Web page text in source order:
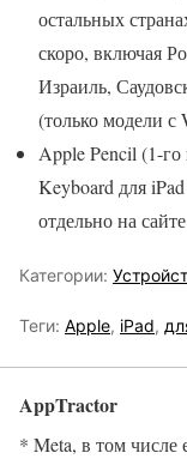
остальных
скоро, включая
Израиль,
(только модели
Apple Pencil (1-го
Keyboard для
отдельно на
Категории:
Теги: Apple, iPad,
AppTractor
* Meta, в том числе